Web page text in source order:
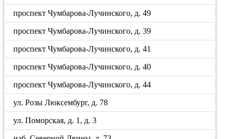
проспект Чумбарова-Лучинского, д. 49
проспект Чумбарова-Лучинского, д. 39
проспект Чумбарова-Лучинского, д. 41
проспект Чумбарова-Лучинского, д. 40
проспект Чумбарова-Лучинского, д. 44
ул. Розы Люксембург, д. 78
ул. Поморская, д. 1, д. 3